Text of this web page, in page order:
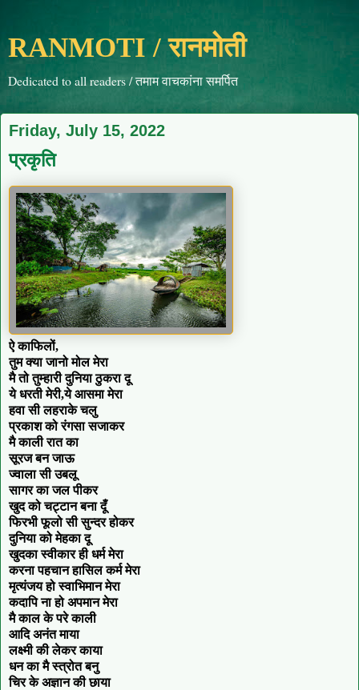
RANMOTI / रानमोती
Dedicated to all readers / तमाम वाचकांना समर्पित
Friday, July 15, 2022
प्रकृति
ऐ काफिलों,
तुम क्या जानो मोल मेरा
मै तो तुम्हारी दुनिया ठुकरा दू
ये धरती मेरी,ये आसमा मेरा
हवा सी लहराके चलु
प्रकाश को रंगसा सजाकर
मै काली रात का
सूरज बन जाऊ
ज्वाला सी उबलू
सागर का जल पीकर
खुद को चट्टान बना दूँ
फिरभी फूलो सी सुन्दर होकर
दुनिया को मेहका दू
खुदका स्वीकार ही धर्म मेरा
करना पहचान हासिल कर्म मेरा
मृत्यंजय हो स्वाभिमान मेरा
कदापि ना हो अपमान मेरा
मै काल के परे काली
आदि अनंत माया
लक्ष्मी की लेकर काया
धन का मै स्त्रोत बनु
चिर के अज्ञान की छाया